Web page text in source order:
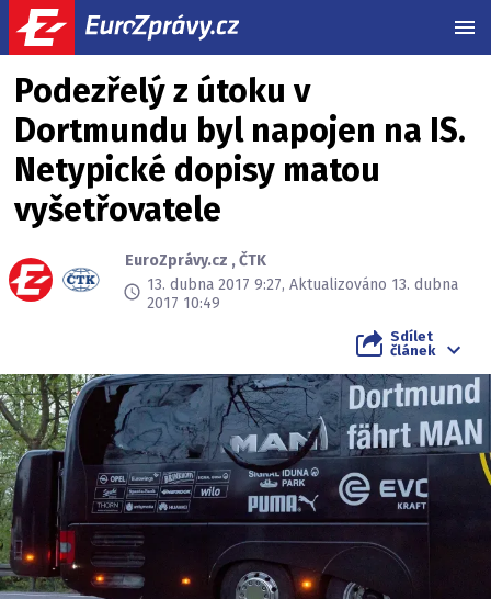
Podezřelý z útoku v
Dortmundu byl napojen na IS.
Netypické dopisy matou
vyšetřovatele
EuroZprávy.cz ,ČTK
13. dubna 2017 9:27, Aktualizováno 13. dubna
2017 10:49
Sdílet
článek